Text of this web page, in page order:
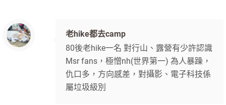
老hike都去camp
80後老hike一名 對行山、露營有少許認識
Msr fans，極憎nh(世界第一) 為人暴躁，
仇口多，方向感差，對攝影、電子科技係
屬垃圾級別